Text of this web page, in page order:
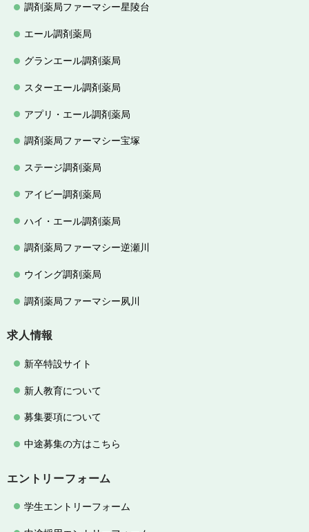
調剤薬局ファーマシー星陵台
エール調剤薬局
グランエール調剤薬局
スターエール調剤薬局
アプリ・エール調剤薬局
調剤薬局ファーマシー宝塚
ステージ調剤薬局
アイビー調剤薬局
ハイ・エール調剤薬局
調剤薬局ファーマシー逆瀬川
ウイング調剤薬局
調剤薬局ファーマシー夙川
求人情報
新卒特設サイト
新人教育について
募集要項について
中途募集の方はこちら
エントリーフォーム
学生エントリーフォーム